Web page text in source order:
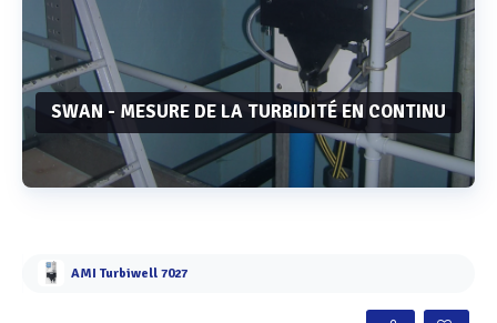
SWAN - MESURE DE LA TURBIDITÉ EN CONTINU
AMI Turbiwell 7027